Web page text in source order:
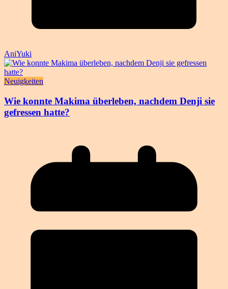
AniYuki
Neuigkeiten
Wie konnte Makima überleben, nachdem Denji sie
gefressen hatte?